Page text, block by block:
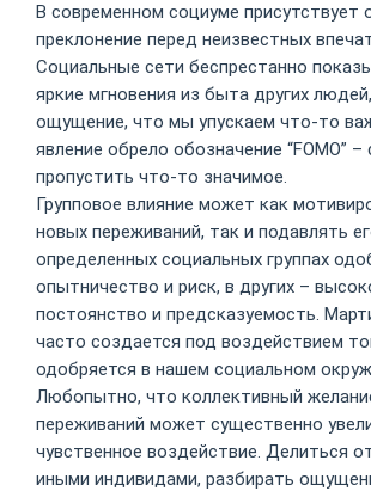
В современном социуме присутствует
преклонение перед неизвестных
Социальные сети беспрестанно
яркие мгновения из быта других
ощущение, что мы упускаем что-то
явление обрело обозначение “FOMO” –
пропустить что-то значимое.
Групповое влияние может как
новых переживаний, так и подавлять
определенных социальных группах
опытничество и риск, в других –
постоянство и предсказуемость.
часто создается под воздействием
одобряется в нашем социальном
Любопытно, что коллективный
переживаний может существенно
чувственное воздействие. Делиться
иными индивидами, разбирать